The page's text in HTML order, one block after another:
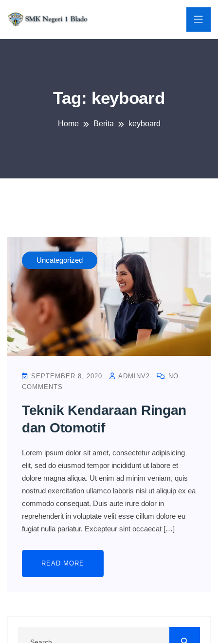
Tag: keyboard
Home Berita keyboard
Uncategorized
SEPTEMBER 8, 2020 ADMINV2
NO
COMMENTS
Teknik Kendaraan Ringan
dan Otomotif
Lorem ipsum dolor sit amet, consectetur adipisicing
elit, sed do eiusmod tempor incididunt ut labore et
dolore magna aliqua. Ut enim ad minim veniam, quis
nostrud exercitation ullamco laboris nisi ut aliquip ex ea
commodo consequat. Duis aute irure dolor in
reprehenderit in voluptate velit esse cillum dolore eu
fugiat nulla pariatur. Excepteur sint occaecat […]
READ MORE